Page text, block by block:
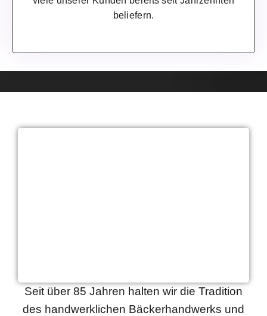
beliefern.
Seit über 85 Jahren halten wir die Tradition
des handwerklichen Bäckerhandwerks und